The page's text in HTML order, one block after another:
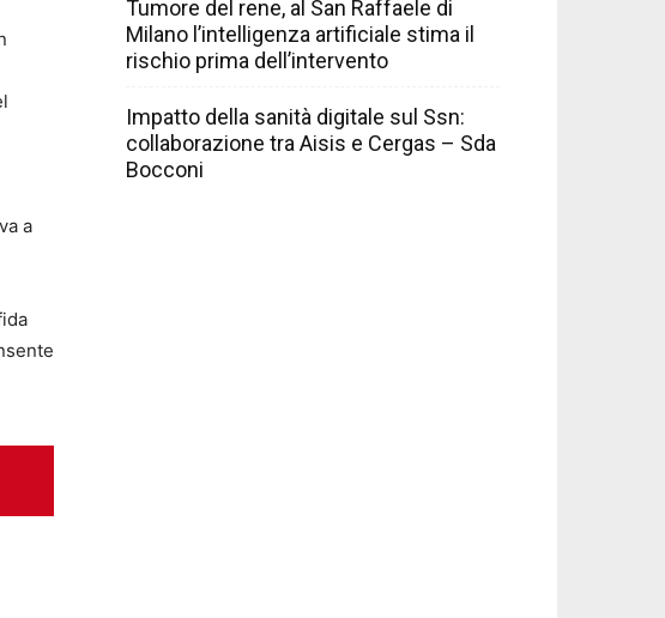
a
Tumore del rene, al San Raffaele di
Milano l’intelligenza artificiale stima il
rischio prima dell’intervento
Impatto della sanità digitale sul Ssn:
collaborazione tra Aisis e Cergas – Sda
Bocconi